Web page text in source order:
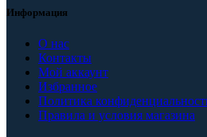
Информация
О нас
Контакты
Мой аккаунт
Избранное
Политика
Правила и условия магазина